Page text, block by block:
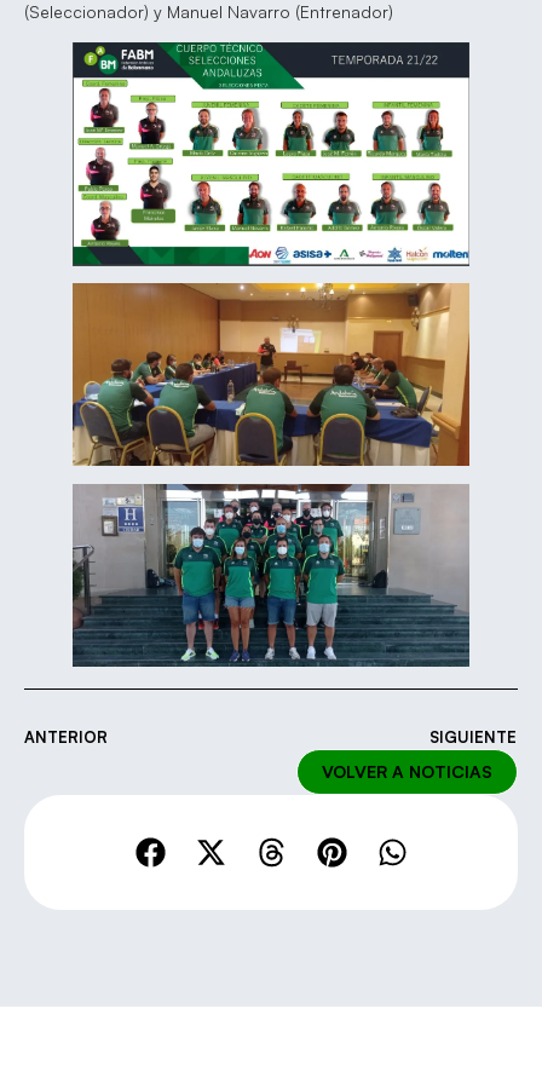
(Seleccionador) y Manuel Navarro (Entrenador)
ANTERIOR SIGUIENTE
VOLVER A NOTICIAS